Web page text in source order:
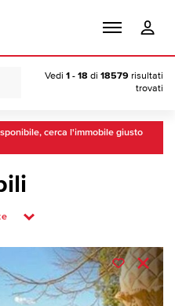
Vedi 1 - 18 di 18579 risultati
trovati
cerca l'immobile giusto